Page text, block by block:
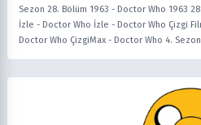
Sezon 28. Bölüm 1963 - Doctor Who 1963
İzle - Doctor Who İzle - Doctor Who Çizgi
Doctor Who ÇizgiMax - Doctor Who 4.